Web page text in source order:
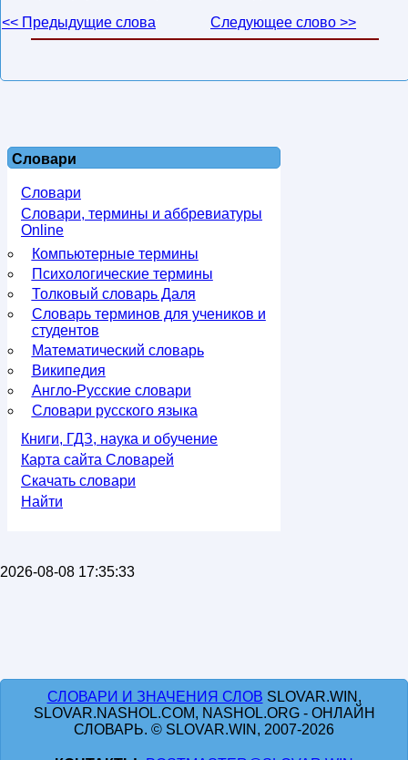
<< Предыдущие слова
Следующее слово >>
Словари
Словари
Словари, термины и аббревиатуры
Online
Компьютерные термины
Психологические термины
Толковый словарь Даля
Словарь терминов для учеников и
студентов
Математический словарь
Википедия
Англо-Русские словари
Словари русского языка
Книги, ГДЗ, наука и обучение
Карта сайта Словарей
Скачать словари
Найти
2026-08-08 17:35:33
СЛОВАРИ И ЗНАЧЕНИЯ СЛОВ SLOVAR.WIN,
SLOVAR.NASHOL.COM, NASHOL.ORG - ОНЛАЙН
СЛОВАРЬ. © SLOVAR.WIN, 2007-2026